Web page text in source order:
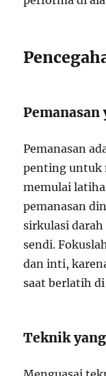
Pemanasan
Pemanasan
penting untuk
memulai
pemanasan
sirkulasi
sendi.
dan inti,
saat berlatih
Teknik